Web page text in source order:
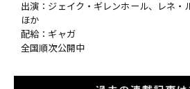
出演：ジェイク・ギレンホール、レネ・
ほか
配給：ギャガ
全国順次公開中